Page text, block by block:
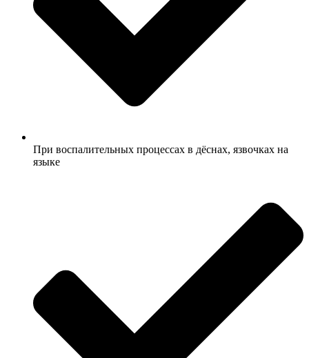
При воспалительных процессах в дёснах, язвочках на
языке